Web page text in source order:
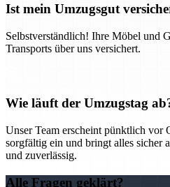
Ist mein Umzugsgut
Selbstverständlich! Ihre Möbel und
Transports über uns versichert.
Wie läuft der Umzugstag
Unser Team erscheint pünktlich vor
sorgfältig ein und bringt alles sicher
und zuverlässig.
Alle Fragen geklärt?